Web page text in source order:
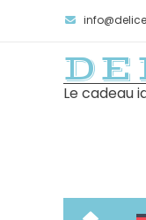
Le cadeau